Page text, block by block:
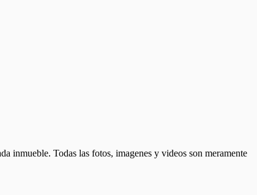
inmueble. Todas las fotos, imagenes y videos son meramente